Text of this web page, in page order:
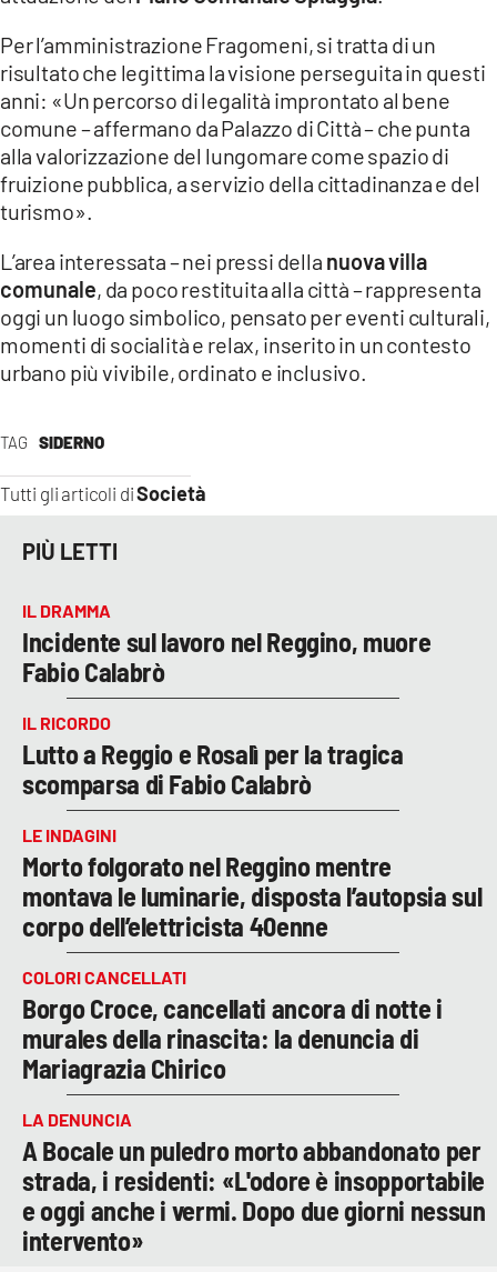
TAG SIDERNO
Tutti gli articoli diSocietà
Per l’amministrazione Fragomeni, si tratta di un
risultato che legittima la visione perseguita in questi
anni: «Un percorso di legalità improntato al bene
comune – affermano da Palazzo di Città – che punta
alla valorizzazione del lungomare come spazio di
fruizione pubblica, a servizio della cittadinanza e del
turismo».
L’area interessata – nei pressi della nuova villa
comunale, da poco restituita alla città – rappresenta
oggi un luogo simbolico, pensato per eventi culturali,
momenti di socialità e relax, inserito in un contesto
urbano più vivibile, ordinato e inclusivo.
PIÙ LETTI
IL DRAMMA
Incidente sul lavoro nel Reggino, muore
Fabio Calabrò
IL RICORDO
Lutto a Reggio e Rosalì per la tragica
scomparsa di Fabio Calabrò
LE INDAGINI
Morto folgorato nel Reggino mentre
montava le luminarie, disposta l’autopsia sul
corpo dell’elettricista 40enne
COLORI CANCELLATI
Borgo Croce, cancellati ancora di notte i
murales della rinascita: la denuncia di
Mariagrazia Chirico
LA DENUNCIA
A Bocale un puledro morto abbandonato per
strada, i residenti: «L'odore è insopportabile
e oggi anche i vermi. Dopo due giorni nessun
intervento»